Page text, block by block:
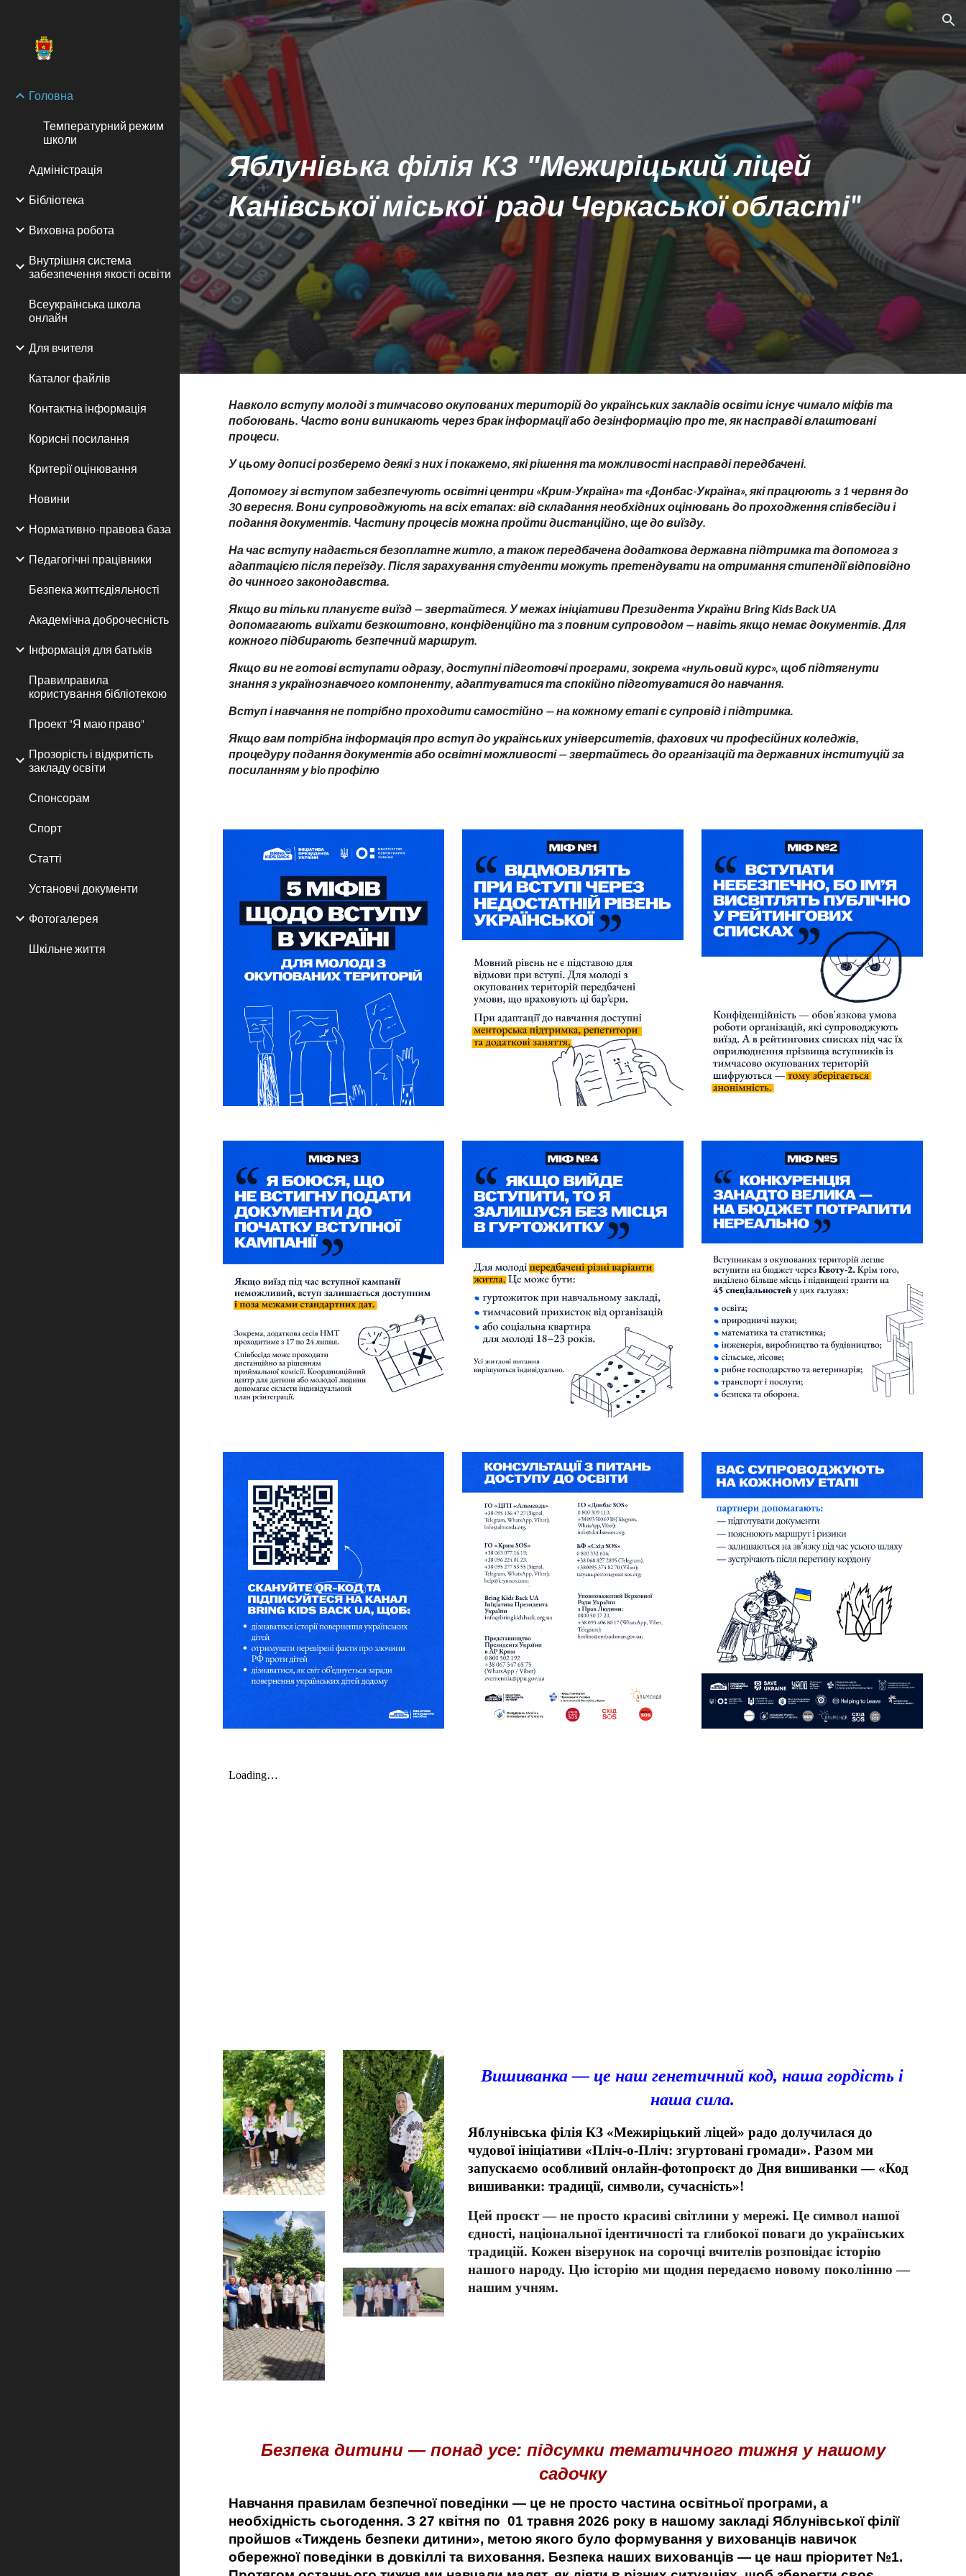
Skip to main content
Головна
Температурний режим
школи
Адміністрація
Бібліотека
Виховна робота
Внутрішня система
забезпечення якості освіти
Всеукраїнська школа
онлайн
Для вчителя
Каталог файлів
Контактна інформація
Корисні посилання
Критерії оцінювання
Новини
Нормативно-правова база
Педагогічні працівники
Безпека життєдіяльності
Академічна доброчесність
Інформація для батьків
Правилравила
користування бібліотекою
Проект "Я маю право"
Прозорість і відкритість
закладу освіти
Спонсорам
Спорт
Статті
Установчі документи
Фотогалерея
Шкільне життя
Яблунівька філія КЗ "Межиріцький ліцей
Канівської міської ради Черкаської області"
Навколо вступу молоді з тимчасово окупованих територій до українських закладів освіти існує чимало міфів та
побоювань. Часто вони виникають через брак інформації або дезінформацію про те, як насправді влаштовані
процеси.
У цьому дописі розберемо деякі з них і покажемо, які рішення та можливості насправді передбачені.
Допомогу зі вступом забезпечують освітні центри «Крим-Україна» та «Донбас-Україна», які працюють з 1 червня до
30 вересня. Вони супроводжують на всіх етапах: від складання необхідних оцінювань до проходження співбесіди і
подання документів. Частину процесів можна пройти дистанційно, ще до виїзду.
На час вступу надається безоплатне житло, а також передбачена додаткова державна підтримка та допомога з
адаптацією після переїзду. Після зарахування студенти можуть претендувати на отримання стипендії відповідно
до чинного законодавства.
Якщо ви тільки плануєте виїзд — звертайтеся. У межах ініціативи Президента України Bring Kids Back UA
допомагають виїхати безкоштовно, конфіденційно та з повним супроводом — навіть якщо немає документів. Для
кожного підбирають безпечний маршрут.
Якщо ви не готові вступати одразу, доступні підготовчі програми, зокрема «нульовий курс», щоб підтягнути
знання з українознавчого компоненту, адаптуватися та спокійно підготуватися до навчання.
Вступ і навчання не потрібно проходити самостійно — на кожному етапі є супровід і підтримка.
Якщо вам потрібна інформація про вступ до українських університетів, фахових чи професійних коледжів,
процедуру подання документів або освітні можливості — звертайтесь до організацій та державних інституцій за
посиланням у bio профілю
Вишиванка — це наш генетичний код, наша гордість і
наша сила.
Яблунівська філія КЗ «Межиріцький ліцей» радо долучилася до
чудової ініціативи «Пліч-о-Пліч: згуртовані громади». Разом ми
запускаємо особливий онлайн-фотопроєкт до Дня вишиванки — «Код
вишиванки: традиції, символи, сучасність»!
Цей проєкт — не просто красиві світлини у мережі. Це символ нашої
єдності, національної ідентичності та глибокої поваги до українських
традицій. Кожен візерунок на сорочці вчителів розповідає історію
нашого народу. Цю історію ми щодня передаємо новому поколінню —
нашим учням.
Безпека дитини — понад усе: підсумки тематичного тижня у нашому
садочку
Навчання правилам безпечної поведінки — це не просто частина освітньої програми, а
необхідність сьогодення. З 27 квітня по 01 травня 2026 року в нашому закладі Яблунівської філії
пройшов «Тиждень безпеки дитини», метою якого було формування у вихованців навичок
обережної поведінки в довкіллі та виховання. Безпека наших вихованців — це наш пріоритет №1.